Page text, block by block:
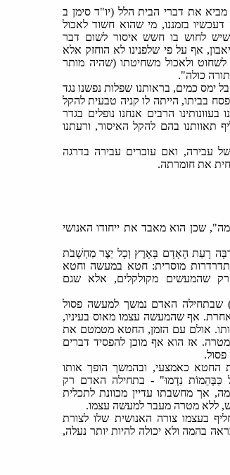
את דברי הבית הלל (יו"ד סימן ב
בזמננו, מי שהוא חשוד לאכול
שיש לחוש בו חשש איסור לשום דבר
אף על פי שלפנינו לא הוחזק אלא
לשחוט ולאכול משחיטתו (שהיה מותר
כולה".
ימס כמים, בראותנו שפלות נפשנו נגד
בביתו, הייתה לו קניה טבעית להקל
הרבים אנחנו נופלים בגדר
תאוותנו בהם להקל האיסור, ורעתנו
עבירה, ואם עוברים עבירה בדרגה
את חומרתה.
שכן הוא מאבד את ייחודו האנושי
רָעַת הָאָדָם בָּאָרֶץ וְכָל יֵצֶר מַחְשְׁבֹת
מוסרית: חטא במעשה וחטא
שהמעשים מקולקלים, אלא שגם
שבתחילה האדם נמשך למעשה פסול
אף שהמעשה עצמו מאוס בעיניו,
אותו. אולם עם הזמן, החטא מטמטם את
אז הוא אף מוכן להפסיד דברים
החטא כאמצעי, ובהמשך הופך אותו
כַּבְּהֵמוֹת נִדְמוּ" - בתחילה האדם רק
אך מחשבתו עדיין מכוונת לתכלית
ללא מטרה מעבר למעשה עצמו.
בעצמו צורה האנושית שלו לצורת
בהמה ולא יכולה להיות יותר נעלה,